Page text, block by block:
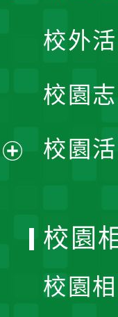
單
校外
校園
校園
校園
校園